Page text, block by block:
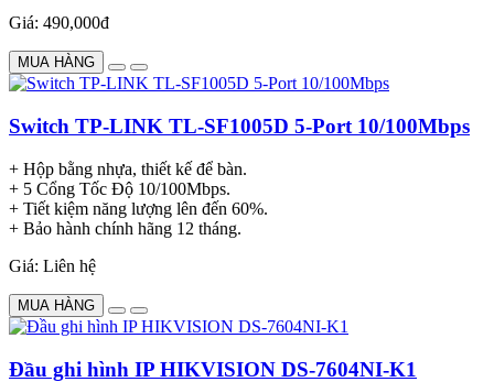
Giá: 490,000đ
MUA HÀNG
Switch TP-LINK TL-SF1005D 5-Port 10/100Mbps
+ Hộp bằng nhựa, thiết kế để bàn.
+ 5 Cổng Tốc Độ 10/100Mbps.
+ Tiết kiệm năng lượng lên đến 60%.
+ Bảo hành chính hãng 12 tháng.
Giá: Liên hệ
MUA HÀNG
Đầu ghi hình IP HIKVISION DS-7604NI-K1